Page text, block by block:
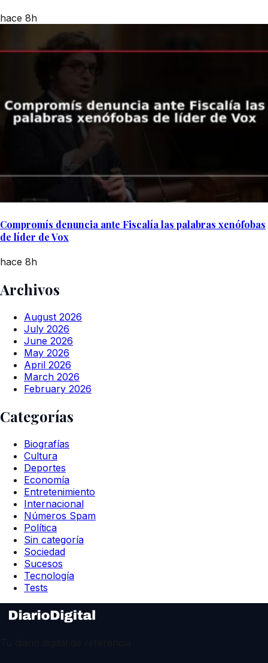
hace 8h
Compromís denuncia ante Fiscalía las palabras xenófobas
de líder de Vox
hace 8h
Archivos
August 2026
July 2026
June 2026
May 2026
April 2026
March 2026
February 2026
Categorías
Biografías
Cultura
Deportes
Economía
Entretenimiento
Internacional
Números Spam
Política
Sin categoría
Sociedad
Sucesos
Tecnología
Tests